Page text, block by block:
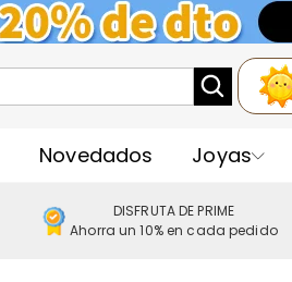
Novedados Joyas
DISFRUTA DE PRIME
Ahorra un 10% en cada pedido